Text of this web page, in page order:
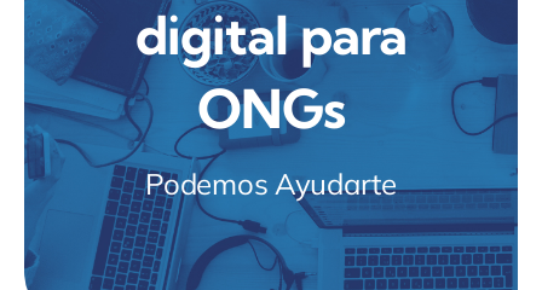
digital para
ONGs
Podemos Ayudarte